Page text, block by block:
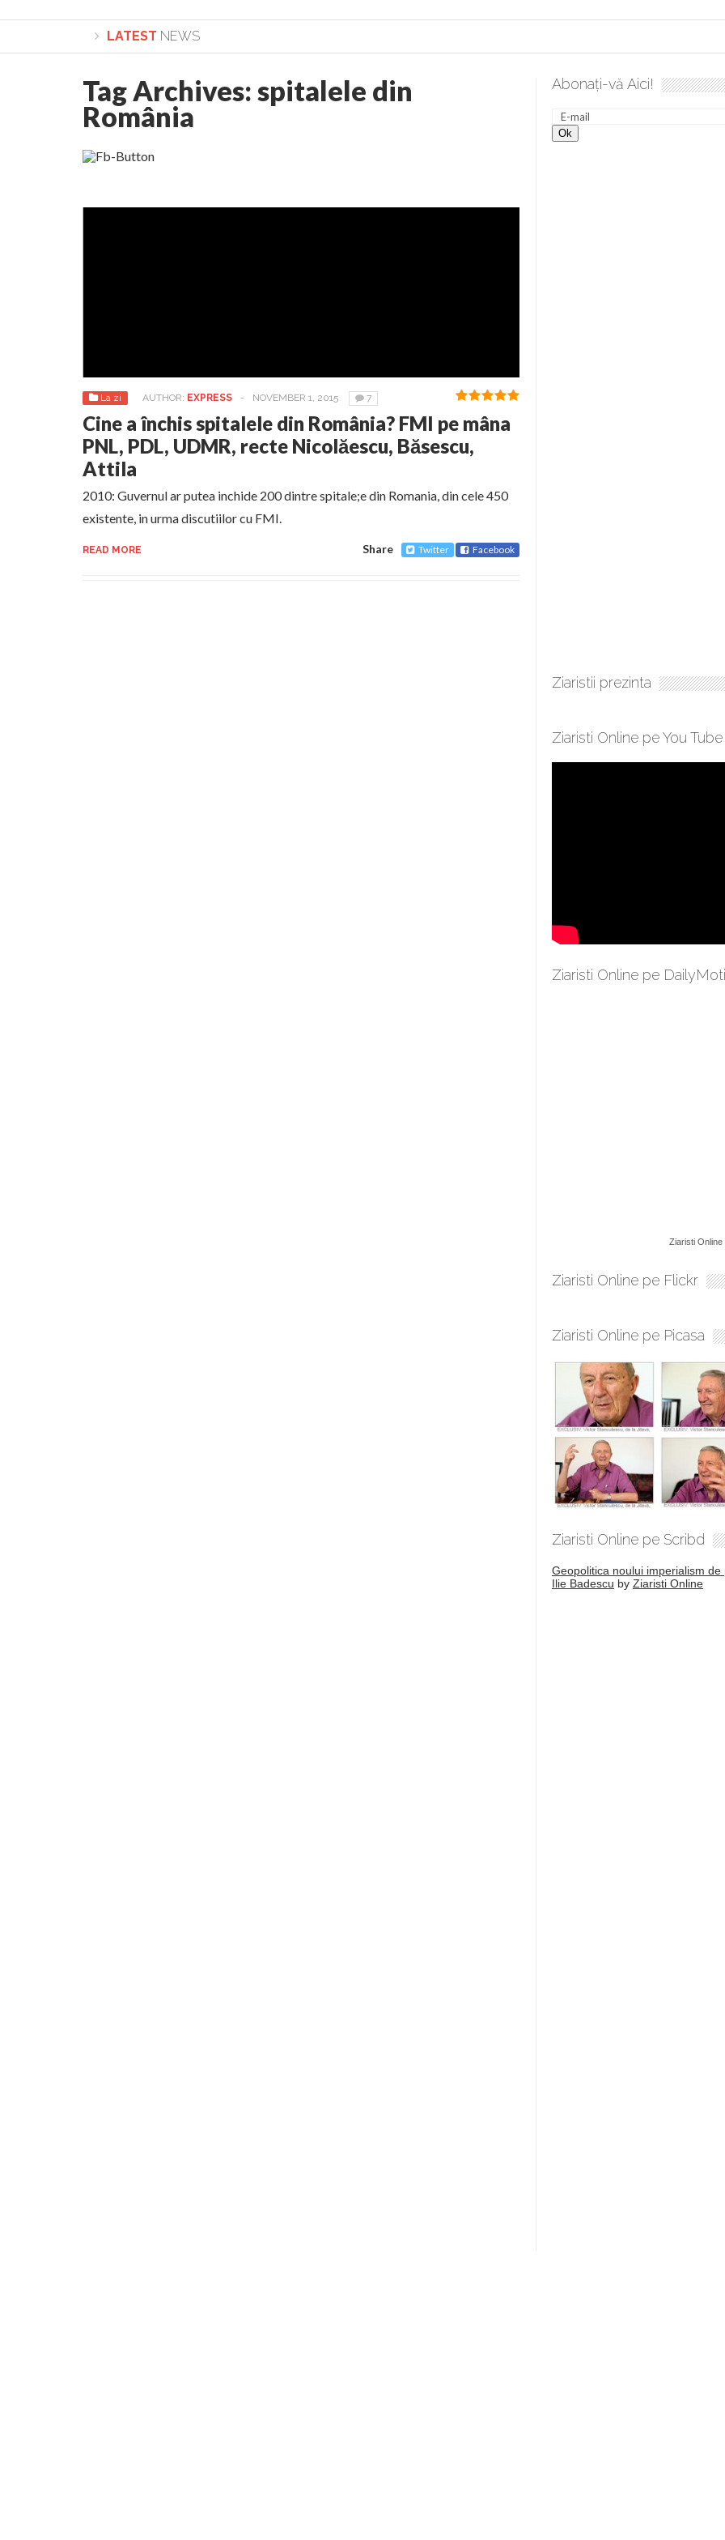
LATEST NEWS
Lepădarea de sine și urmarea lui Hristos. Calea spre desăvârșire. Gând de duminică de Elena Solunca Moise
Tag Archives:spitalele din
România
La zi AUTHOR: EXPRESS - NOVEMBER 1, 2015 7
Cine a închis spitalele din România? FMI pe mâna
PNL, PDL, UDMR, recte Nicolăescu, Băsescu,
Attila
2010: Guvernul ar putea inchide 200 dintre spitale;e din Romania, din cele 450
existente, in urma discutiilor cu FMI.
READ MORE Share Twitter Facebook
Abonați-vă Aici!
Ziaristii prezinta
Ziaristi Online pe You Tube
Ziaristi Online pe
Ziaristi Online
Ziaristi Online pe Flickr
Ziaristi Online pe Picasa
Ziaristi Online pe Scribd
Geopolitica noului imperialism de
Ilie Badescu by Ziaristi Online